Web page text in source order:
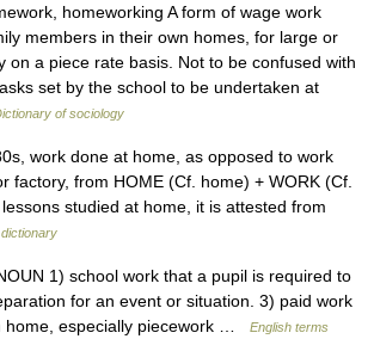
homeworking A form of wage work
members in their own homes, for large or
on a piece rate basis. Not to be confused with
set by the school to be undertaken at
of sociology
work done at home, as opposed to work
factory, from HOME (Cf. home) + WORK (Cf.
studied at home, it is attested from
1) school work that a pupil is required to
for an event or situation. 3) paid work
home, especially piecework …
English terms